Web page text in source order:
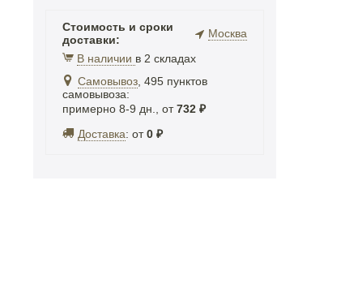
Стоимость и сроки
доставки:
Москва
В наличии в 2 складах
Самовывоз , 495 пунктов
самовывоза:
примерно 8-9 дн., от732 ₽
Доставка: от0 ₽